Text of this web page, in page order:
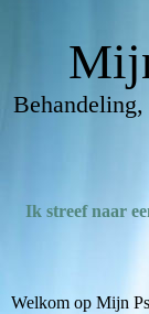
Ik streef naar
Welkom op Mijn